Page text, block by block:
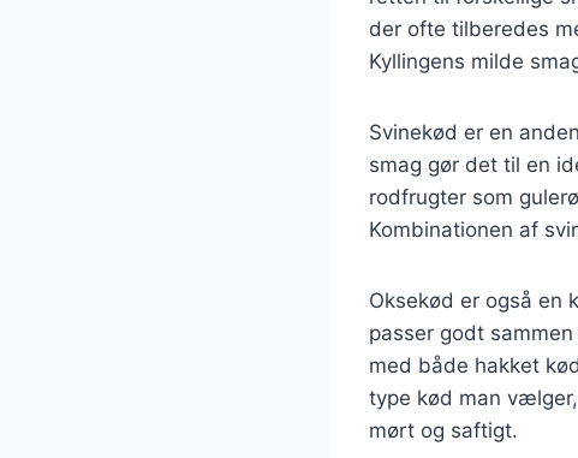
der ofte tilberedes
Kyllingens milde
Svinekød er en
smag gør det til en
rodfrugter som
Kombinationen af
Oksekød er også en
passer godt
med både hakket
type kød man
mørt og saftigt.